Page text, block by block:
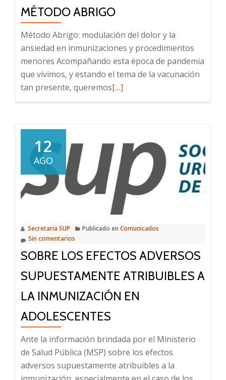
vacunas!
MÉTODO ABRIGO
Método Abrigo: modulación del dolor y la
ansiedad en inmunizaciones y procedimientos
menores Acompañando esta época de pandemia
que vivimos, y estando el tema de la vacunación
tan presente, queremosLeer
[…]
12
AGO
Secretaria SUP Publicado en Comunicados
Sin comentarios
SOBRE LOS EFECTOS ADVERSOS
SUPUESTAMENTE ATRIBUIBLES A
LA INMUNIZACIÓN EN
ADOLESCENTES
Ante la información brindada por el Ministerio
de Salud Pública (MSP) sobre los efectos
adversos supuestamente atribuibles a la